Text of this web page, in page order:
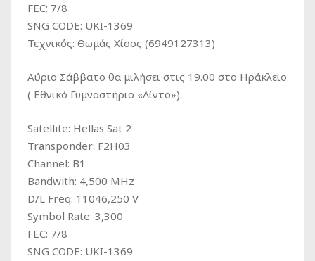
FEC: 7/8
SNG CODE: UKI-1369
Τεχνικός: Θωμάς Χίσος (6949127313)
Αύριο Σάββατο θα μιλήσει στις 19.00 στο Ηράκλειο
( Εθνικό Γυμναστήριο «Λίντο»).
Satellite: Hellas Sat 2
Transponder: F2H03
Channel: Β1
Bandwith: 4,500 MHz
D/L Freq: 11046,250 V
Symbol Rate: 3,300
FEC: 7/8
SNG CODE: UKI-1369